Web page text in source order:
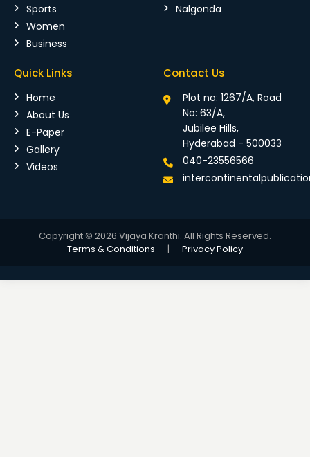
Sports
Women
Business
Nalgonda
Quick Links
Home
About Us
E-Paper
Gallery
Videos
Contact Us
Plot no: 1267/A, Road
No: 63/A,
Jubilee Hills,
Hyderabad - 500033
040-23556566
Copyright © 2026 Vijaya Kranthi. All Rights Reserved.
Terms & Conditions
| Privacy Policy